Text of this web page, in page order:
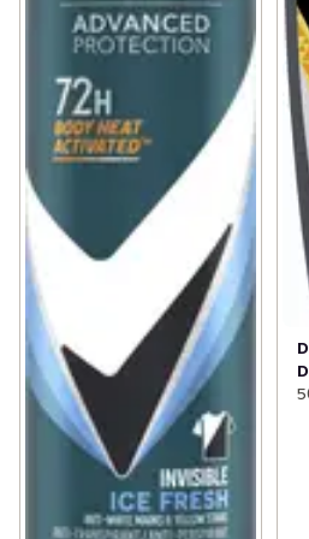
Rexona 72h Advanced
Antiperspirant Deo Roll-on är
män. Den ger upp till 72
svett och lukt, samtidigt som
vita och gula svettfläckar. Med
känna dig fräsch, torr och
kläder kommer att vara lika
vare Body Heat Activated-
Ice en friskhet som varar timme
rör dig, desto mer skyddar
deodorant som är utformad för
aktiva liv. Oavsett vad du gör -
till bussen, håller en
på en dejt - kan du lita på att
uppfriskande start på dagen
svettning. Med Rexona Invisible
leva livet fullt ut, och vara
situationer.Applicera